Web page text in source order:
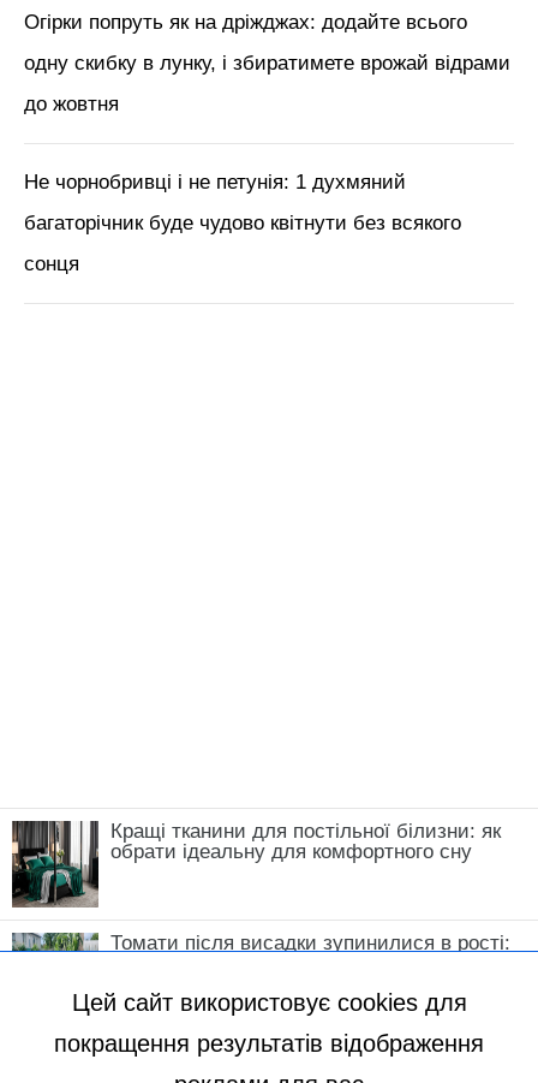
Огірки попруть як на дріжджах: додайте всього
одну скибку в лунку, і збиратимете врожай відрами
до жовтня
Не чорнобривці і не петунія: 1 духмяний
багаторічник буде чудово квітнути без всякого
сонця
Кращі тканини для постільної білизни: як
обрати ідеальну для комфортного сну
Томати після висадки зупинилися в рості:
Цей сайт використовує cookies для
покращення результатів відображення